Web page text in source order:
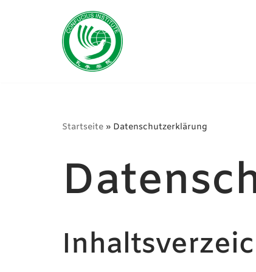
Startseite » Datenschutzerklärung